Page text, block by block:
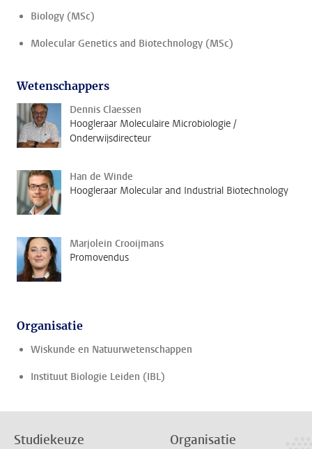
Biology (MSc)
Molecular Genetics and Biotechnology (MSc)
Wetenschappers
Dennis Claessen
Hoogleraar Moleculaire Microbiologie /
Onderwijsdirecteur
Han de Winde
Hoogleraar Molecular and Industrial Biotechnology
Marjolein Crooijmans
Promovendus
Organisatie
Wiskunde en Natuurwetenschappen
Instituut Biologie Leiden (IBL)
Studiekeuze Organisatie